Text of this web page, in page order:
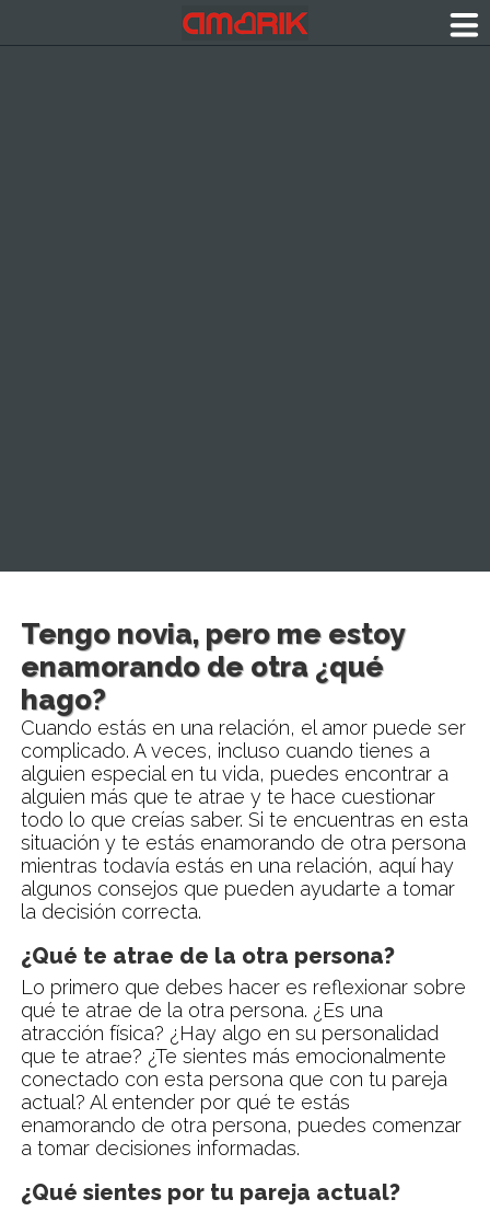
Tengo novia, pero me estoy
enamorando de otra ¿qué
hago?
Cuando estás en una relación, el amor puede ser
complicado. A veces, incluso cuando tienes a
alguien especial en tu vida, puedes encontrar a
alguien más que te atrae y te hace cuestionar
todo lo que creías saber. Si te encuentras en esta
situación y te estás enamorando de otra persona
mientras todavía estás en una relación, aquí hay
algunos consejos que pueden ayudarte a tomar
la decisión correcta.
¿Qué te atrae de la otra persona?
Lo primero que debes hacer es reflexionar sobre
qué te atrae de la otra persona. ¿Es una
atracción física? ¿Hay algo en su personalidad
que te atrae? ¿Te sientes más emocionalmente
conectado con esta persona que con tu pareja
actual? Al entender por qué te estás
enamorando de otra persona, puedes comenzar
a tomar decisiones informadas.
¿Qué sientes por tu pareja actual?